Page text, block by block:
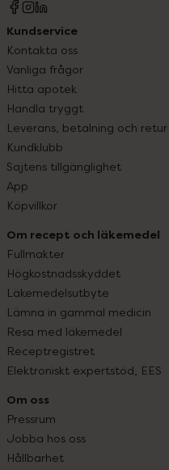
Kundservice
Kontakta oss
Vanliga frågor
Hitta apotek
Handla tryggt
Leverans, betalning och retur
Kundklubb
Sajtens tillgänglighet
App
Köpvillkor
Om recept och läkemedel
Fullmakter
Högkostnadsskyddet
Läkemedelsutbyte
Lämna in gammal medicin
Resa med läkemedel
Receptregistret
Elektroniskt expertstöd, EES
Om oss
Pressrum
Jobba hos oss
Hållbarhet